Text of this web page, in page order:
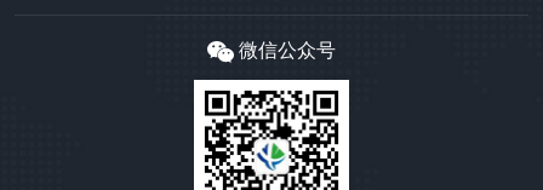
微信公众号